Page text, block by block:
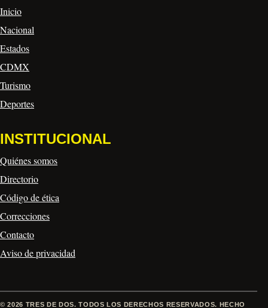
Inicio
Nacional
Estados
CDMX
Turismo
Deportes
INSTITUCIONAL
Quiénes somos
Directorio
Código de ética
Correcciones
Contacto
Aviso de privacidad
© 2026 TRES DE DOS. TODOS LOS DERECHOS RESERVADOS. HECHO